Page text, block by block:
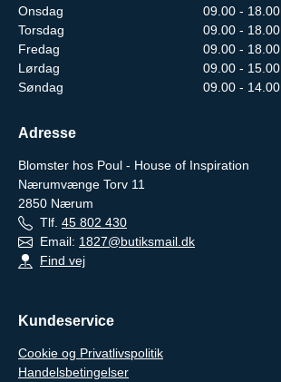
Onsdag
09.00 - 18.00
Torsdag
09.00 - 18.00
Fredag
09.00 - 18.00
Lørdag
09.00 - 15.00
Søndag
09.00 - 14.00
Adresse
Blomster hos Poul - House of Inspiration
Nærumvænge Torv 11
2850 Nærum
Tlf. 45 802 430
Email: 1827@butiksmail.dk
Find vej
Kundeservice
Cookie og Privatlivspolitik
Handelsbetingelser